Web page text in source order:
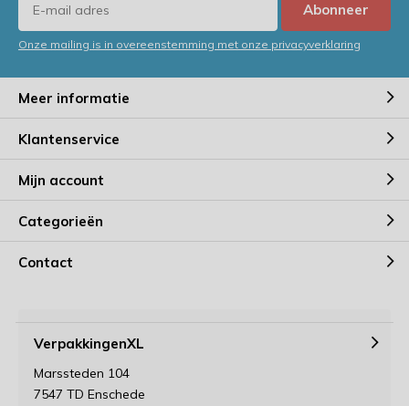
Abonneer
Onze mailing is in overeenstemming met onze privacyverklaring
Meer informatie
Klantenservice
Mijn account
Categorieën
Contact
VerpakkingenXL
Marssteden 104
7547 TD Enschede